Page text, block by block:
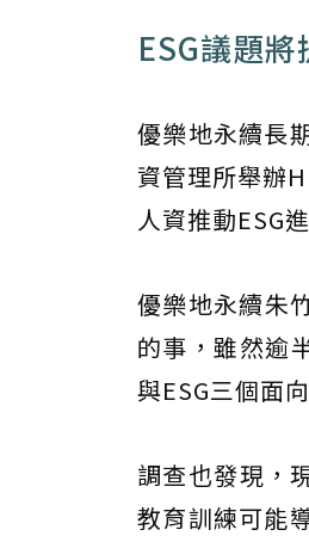
ESG議題
優樂地永續長
資管理所舉辦
人資推動ESG
優樂地永續朱
的事，雖然逾
與ESG三個面
調查也發現，
教育訓練可能